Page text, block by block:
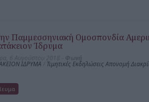
Παμμεσσηνιακή Ομοσπονδία
Ίδρυμα
ΙΔΡΥΜΑ Τιμητικές Εκδηλώσεις Απονομή